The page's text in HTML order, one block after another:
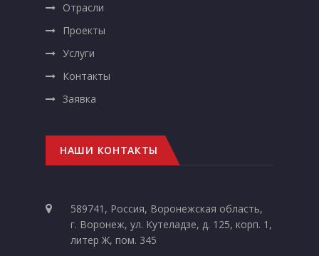
Отрасли
Проекты
Услуги
Контакты
Заявка
НАШИ КОНТАКТЫ
589741, Россия, Воронежская область,
г. Воронеж, ул. Кутеладзе, д. 125, корп. 1,
литер Ж, пом. 345